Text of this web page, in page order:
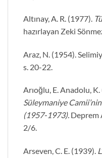
Altınay, A. R. (1977).
hazırlayan Zeki
Araz, N. (1954).
s. 20-22.
Arıoğlu, E. Anadolu,
Süleymaniye
(1957-1973). Deprem
2/6.
Arseven, C. E. (1939).